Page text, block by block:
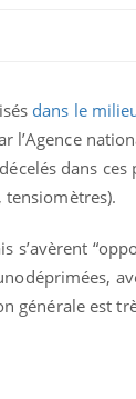
dans le
l’Agence
dans
tensiomètres).
générale est
de
il
du